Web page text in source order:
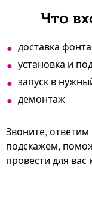
Что
доставка
установка и
запуск в
демонтаж
Звоните,
подскажем,
провести для